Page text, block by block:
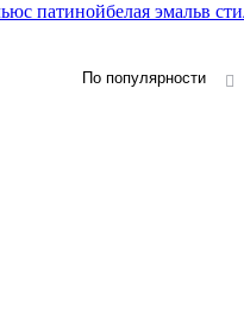
с патинойбелая эмальв
По популярности